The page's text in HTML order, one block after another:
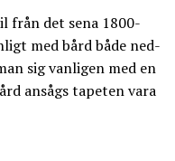
från det sena 1800-
med bård både ned-
sig vanligen med en
ansågs tapeten vara